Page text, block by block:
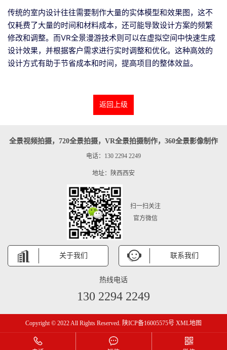
传统的室内设计往往需要制作大量的实体模型和效果图，这不
仅耗费了大量的时间和材料成本，还可能导致设计方案的频繁
修改和调整。而VR全景漫游技术则可以在虚拟空间中快速生成
设计效果，并根据客户需求进行实时调整和优化。这种高效的
设计方式有助于节省成本和时间，提高项目的整体效益。
返回上级
全景视频拍摄，720全景拍摄，VR全景拍摄制作，360全景影像制作
电话：130 2294 2249
地址：陕西西安
扫一扫关注
官方微信
关于我们 联系我们
热线电话
130 2294 2249
Copyright © 2022 All Rights Reserved. 陕ICP备16005575号 XML地图